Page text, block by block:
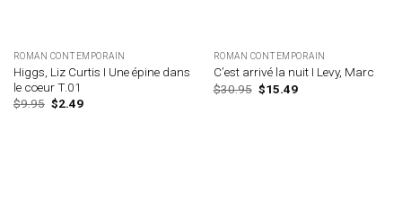
ROMAN CONTEMPORAIN
Higgs, Liz Curtis I Une épine dans
le coeur T.01
$9.95 Le
prix
$2.49Le
ROMAN CONTEMPORAIN
C’est arrivé la nuit I Levy, Marc
$30.95 Le
prix
$15.49Le